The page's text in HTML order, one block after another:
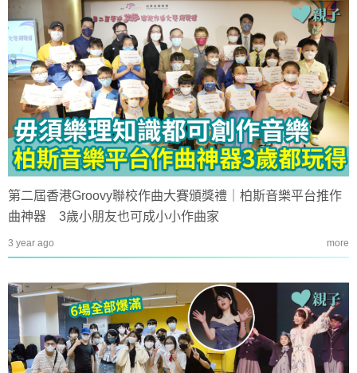
第二屆香港Groovy聯校作曲大賽頒獎禮｜柏斯音樂平台推作
曲神器 3歲小朋友也可成小小作曲家
3 year ago more